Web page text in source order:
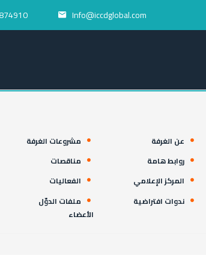

 Info@iccdglobal.com
عن الغرفة
روابط هامة
المركز الإعلامي
ندوات افتراضية
مشروعات الغرفة
مناقصات
الفعاليات
ملفات الدوّل
الأعضاء